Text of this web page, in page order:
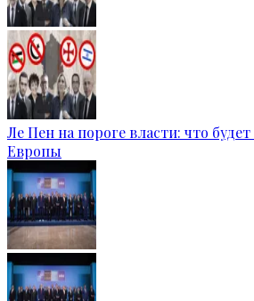
Ле Пен на пороге власти: что
Европы